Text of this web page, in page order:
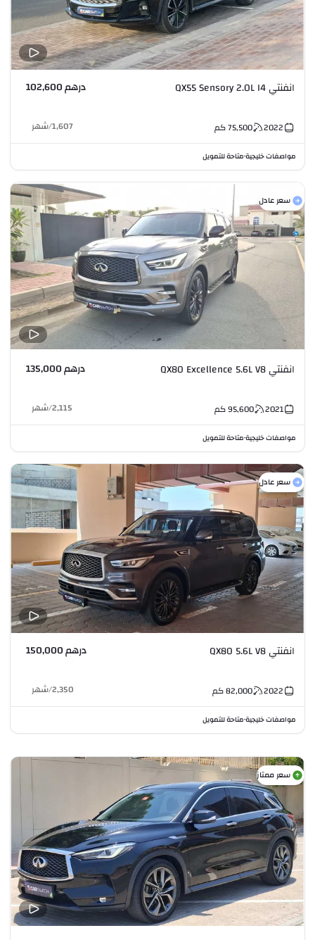
انفنتي QX55 Sensory 2.0L I4 درهم 102,600
2022
75,500كم 1,607
/شهر
مواصفات خليجية•متاحة للتمويل
سعر عادل
انفنتي QX80 Excellence 5.6L V8 درهم 135,000
2021
95,600كم 2,115
/شهر
مواصفات خليجية•متاحة للتمويل
سعر عادل
انفنتي QX80 5.6L V8 درهم 150,000
2022
82,000كم 2,350
/شهر
مواصفات خليجية•متاحة للتمويل
سعر ممتاز